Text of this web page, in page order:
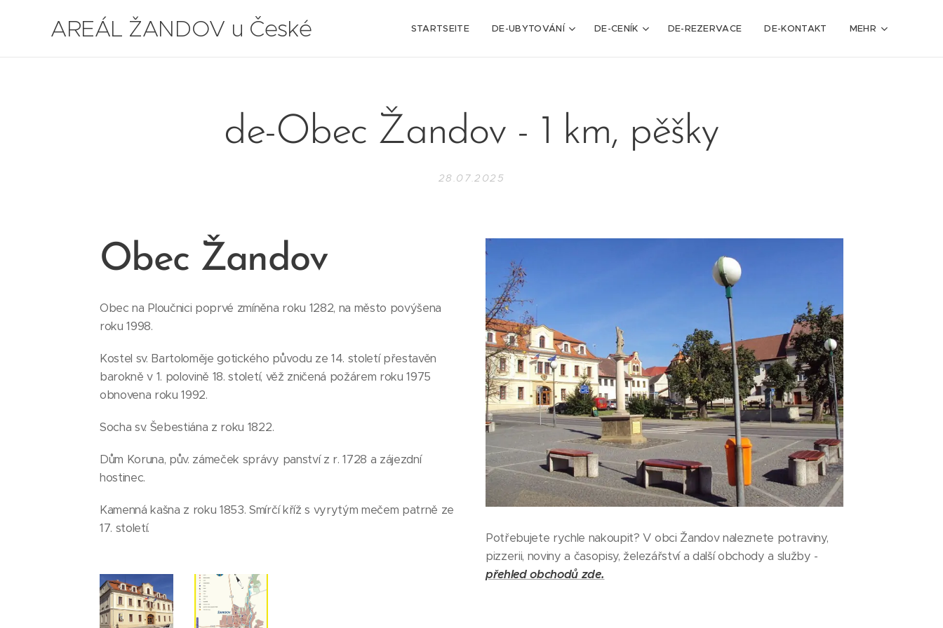
AREÁL ŽANDOV u České
STARTSEITE DE-UBYTOVÁNÍ DE-CENÍK DE-REZERVACE DE-KONTAKT MEHR
de-Obec Žandov - 1 km, pěšky
28.07.2025
Obec Žandov
Obec na Ploučnici poprvé zmíněna roku 1282, na město povýšena
roku 1998.
Kostel sv. Bartoloměje gotického původu ze 14. století přestavěn
barokně v 1. polovině 18. století, věž zničená požárem roku 1975
obnovena roku 1992.
Socha sv. Šebestiána z roku 1822.
Dům Koruna, pův. zámeček správy panství z r. 1728 a zájezdní
hostinec.
Kamenná kašna z roku 1853. Smírčí kříž s vyrytým mečem patrně ze
17. století.
Potřebujete rychle nakoupit? V obci Žandov naleznete potraviny,
pizzerii, noviny a časopisy, železářství a další obchody a služby -
přehled obchodů zde.